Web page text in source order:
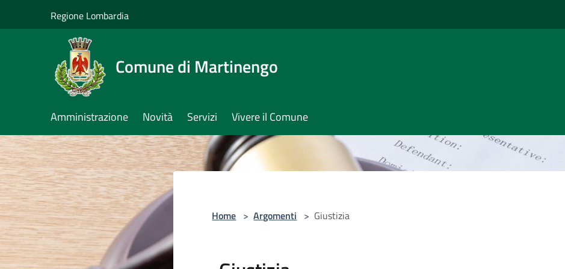
Regione Lombardia
Comune di Martinengo
Amministrazione Novità Servizi Vivere il Comune
Home > Argomenti > Giustizia